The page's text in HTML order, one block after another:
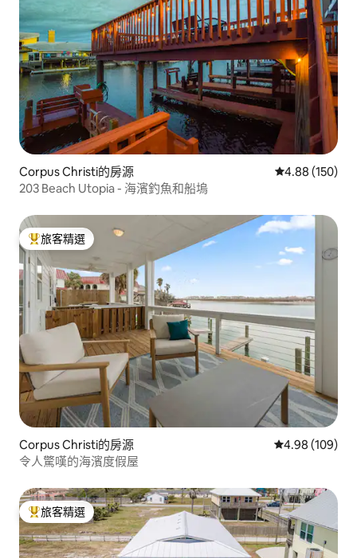
Corpus Christi的房源 從 150 則評價
4.88 (150)
203 Beach Utopia - 海濱釣魚和船塢
旅客精選榜首
旅客精選
Corpus Christi的房源 從 109 則評價
4.98 (109)
令人驚嘆的海濱度假屋
旅客精選榜首
旅客精選